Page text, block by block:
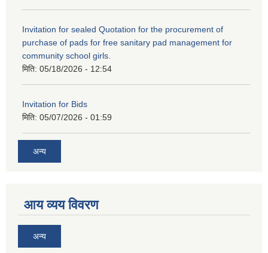
Invitation for sealed Quotation for the procurement of
purchase of pads for free sanitary pad management for
community school girls.
मिति: 05/18/2026 - 12:54
Invitation for Bids
मिति: 05/07/2026 - 01:59
अन्य
आय व्यय विवरण
अन्य